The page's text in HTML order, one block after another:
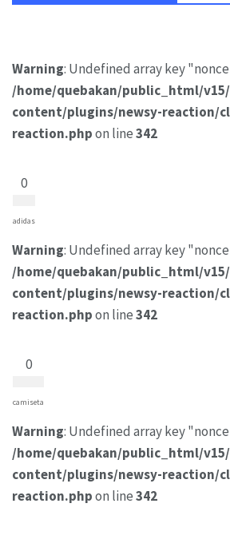
Warning: Undefined array key
/home/quebakan/public_html/
content/plugins/newsy-reaction/
reaction.phpon line342
0
adidas
Warning: Undefined array key
/home/quebakan/public_html/
content/plugins/newsy-reaction/
reaction.phpon line342
0
camiseta
Warning: Undefined array key
/home/quebakan/public_html/
content/plugins/newsy-reaction/
reaction.phpon line342